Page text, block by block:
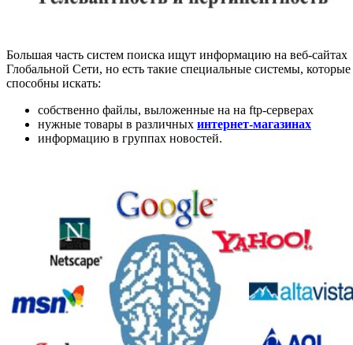
Большая часть систем поиска ищут информацию на веб-сайтах
Глобальной Сети, но есть такие специальные системы, которые
способны искать:
собственно файлы, выложенные на на ftp-серверах
нужные товары в различных интернет-магазинах
информацию в группах новостей.